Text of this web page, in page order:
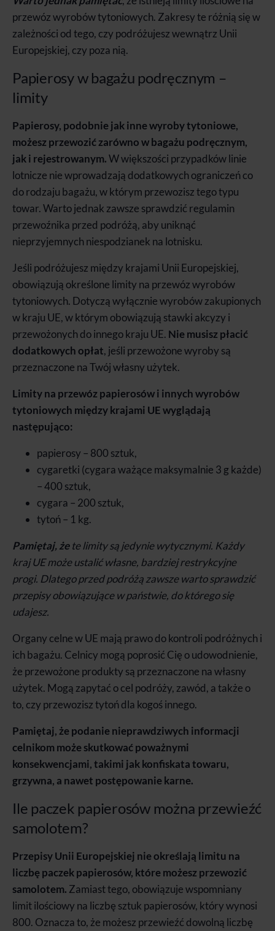
przewóz wyrobów tytoniowych. Zakresy te różnią się w
zależności od tego, czy podróżujesz wewnątrz Unii
Europejskiej, czy poza nią.
Papierosy w bagażu podręcznym –
limity
Papierosy, podobnie jak inne wyroby tytoniowe,
możesz przewozić zarówno w bagażu podręcznym,
jak i rejestrowanym.W większości przypadków linie
lotnicze nie wprowadzają dodatkowych ograniczeń co
do rodzaju bagażu, w którym przewozisz tego typu
towar. Warto jednak zawsze sprawdzić regulamin
przewoźnika przed podróżą, aby uniknąć
nieprzyjemnych niespodzianek na lotnisku.
Jeśli podróżujesz między krajami Unii Europejskiej,
obowiązują określone limity na przewóz wyrobów
tytoniowych. Dotyczą wyłącznie wyrobów zakupionych
w kraju UE, w którym obowiązują stawki akcyzy i
przewożonych do innego kraju UE. Nie musisz płacić
dodatkowych opłat, jeśli przewożone wyroby są
przeznaczone na Twój własny użytek.
Limity na przewóz papierosów i innych wyrobów
tytoniowych między krajami UE wyglądają
następująco:
papierosy – 800 sztuk,
cygaretki (cygara ważące maksymalnie 3 g każde)
– 400 sztuk,
cygara – 200 sztuk,
tytoń – 1 kg.
Pamiętaj, że te limity są jedynie wytycznymi. Każdy
kraj UE może ustalić własne, bardziej restrykcyjne
progi. Dlatego przed podróżą zawsze warto sprawdzić
przepisy obowiązujące w państwie, do którego się
udajesz.
Organy celne w UE mają prawo do kontroli podróżnych i
ich bagażu. Celnicy mogą poprosić Cię o udowodnienie,
że przewożone produkty są przeznaczone na własny
użytek. Mogą zapytać o cel podróży, zawód, a także o
to, czy przewozisz tytoń dla kogoś innego.
Pamiętaj, że podanie nieprawdziwych informacji
celnikom może skutkować poważnymi
konsekwencjami, takimi jak konfiskata towaru,
grzywna, a nawet postępowanie karne.
Ile paczek papierosów można przewieźć
samolotem?
Przepisy Unii Europejskiej nie określają limitu na
liczbę paczek papierosów, które możesz przewozić
samolotem. Zamiast tego, obowiązuje wspomniany
limit ilościowy na liczbę sztuk papierosów, który wynosi
800. Oznacza to, że możesz przewieźć dowolną liczbę